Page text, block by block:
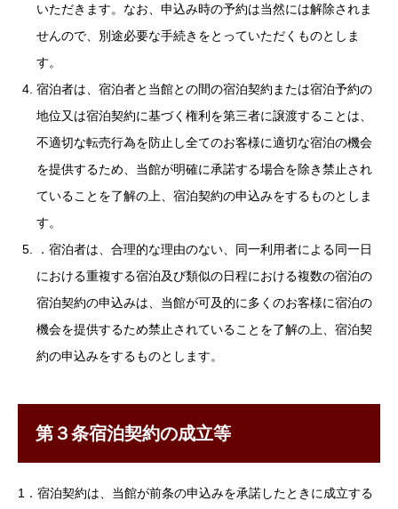
いただきます。なお、申込み時の予約は当然には解除されま
せんので、別途必要な手続きをとっていただくものとしま
す。
宿泊者は、宿泊者と当館との間の宿泊契約または宿泊予約の
地位又は宿泊契約に基づく権利を第三者に譲渡することは、
不適切な転売行為を防止し全てのお客様に適切な宿泊の機会
を提供するため、当館が明確に承諾する場合を除き禁止され
ていることを了解の上、宿泊契約の申込みをするものとしま
す。
．宿泊者は、合理的な理由のない、同一利用者による同一日
における重複する宿泊及び類似の日程における複数の宿泊の
宿泊契約の申込みは、当館が可及的に多くのお客様に宿泊の
機会を提供するため禁止されていることを了解の上、宿泊契
約の申込みをするものとします。
第３条宿泊契約の成立等
1．宿泊契約は、当館が前条の申込みを承諾したときに成立する